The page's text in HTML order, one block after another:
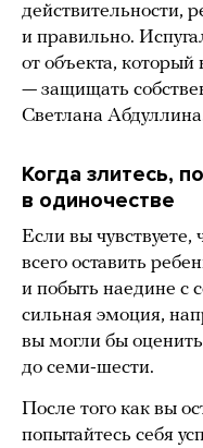
действительности,
и правильно.
от объекта, который
— защищать
Светлана
Когда злитесь,
в одиночестве
Если вы чувствуете,
всего оставить
и побыть наедине с
сильная эмоция,
вы могли бы
до семи-шести.
После того как вы
попытайтесь себя